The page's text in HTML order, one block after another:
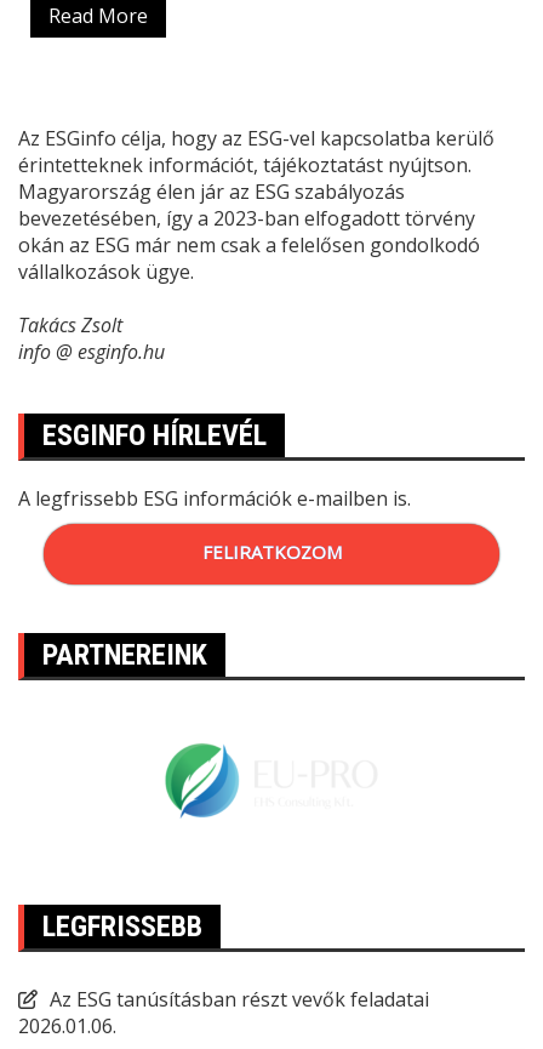
Read More
Az ESGinfo célja, hogy az ESG-vel kapcsolatba kerülő
érintetteknek információt, tájékoztatást nyújtson.
Magyarország élen jár az ESG szabályozás
bevezetésében, így a 2023-ban elfogadott törvény
okán az ESG már nem csak a felelősen gondolkodó
vállalkozások ügye.
Takács Zsolt
info @ esginfo.hu
ESGINFO HÍRLEVÉL
A legfrissebb ESG információk e-mailben is.
FELIRATKOZOM
PARTNEREINK
LEGFRISSEBB
Az ESG tanúsításban részt vevők feladatai
2026.01.06.